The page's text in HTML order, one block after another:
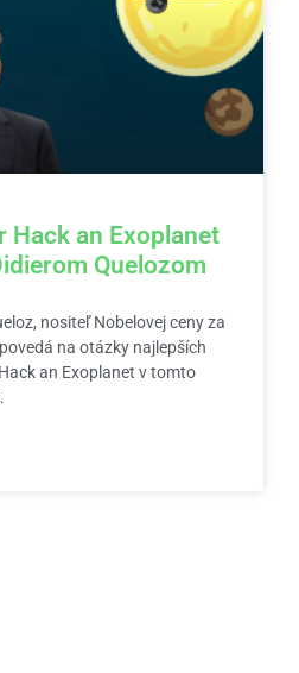
Hack an Exoplanet
Quelozom
nositeľ Nobelovej ceny za
na otázky najlepších
an Exoplanet v tomto